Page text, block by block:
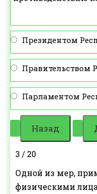
Президентом
Правительством
Парламентом
3 / 20
Одной из мер,
физическими